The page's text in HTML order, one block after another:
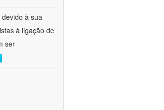
à sua
à ligação de
ser